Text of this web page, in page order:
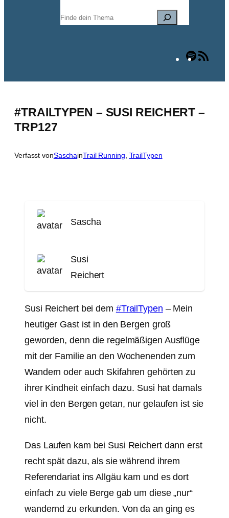
Suchen
Spotify
#TRAILTYPEN – SUSI REICHERT –
TRP127
Verfasst vonSaschainTrail Running, TrailTypen
Sascha
Susi
Reichert
Susi Reichert bei dem #TrailTypen – Mein
heutiger Gast ist in den Bergen groß
geworden, denn die regelmäßigen Ausflüge
mit der Familie an den Wochenenden zum
Wandern oder auch Skifahren gehörten zu
ihrer Kindheit einfach dazu. Susi hat damals
viel in den Bergen getan, nur gelaufen ist sie
nicht.
Das Laufen kam bei Susi Reichert dann erst
recht spät dazu, als sie während ihrem
Referendariat ins Allgäu kam und es dort
einfach zu viele Berge gab um diese „nur“
wandernd zu erkunden. Von da an ging es